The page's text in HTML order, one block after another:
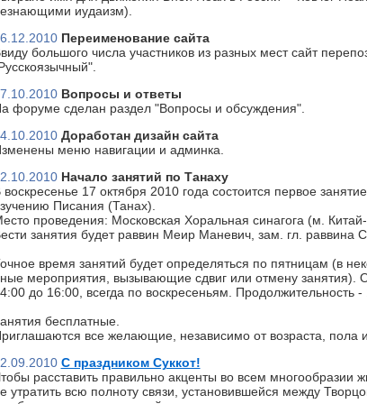
иудаизм).
Переименование сайта
большого числа участников из разных мест сайт
Вопросы и ответы
форуме сделан раздел "Вопросы и обсуждения".
Доработан дизайн сайта
меню навигации и админка.
Начало занятий по Танаху
воскресенье 17 октября 2010 года состоится первое
Писания (Танах).
проведения: Московская Хоральная синагога (м. Китай-
занятия будет раввин Меир Маневич, зам. гл. раввина
время занятий будет определяться по пятницам (в
мероприятия, вызывающие сдвиг или отмену занятия).
до 16:00, всегда по воскресеньям. Продолжительность
бесплатные.
все желающие, независимо от возраста, пола и
С праздником Суккот!
расставить правильно акценты во всем многообразии
утратить всю полноту связи, установившейся между